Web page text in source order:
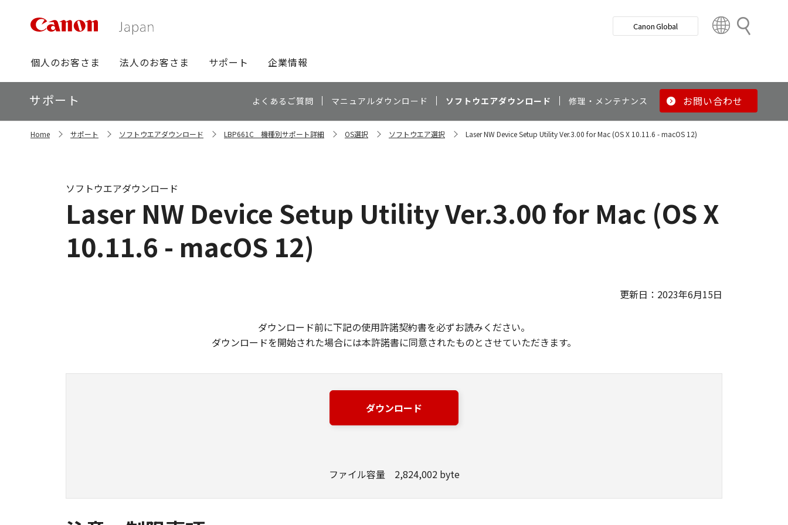
検
グ
ロ
ー
バ
ビ
個人のお客さま 法人のお客さま サポート 企業情報
Canon Global
t
y
n
ロ
ー
カ
ル
サポート よくあるご質問 マニュアルダウンロード ソフトウエアダウンロード 修理・メンテナンス お問い合わせ
Home サポート ソフトウエアダウンロード LBP661C 機種別サポート詳細 OS選択 ソフトウエア選択 Laser NW Device Setup Utility Ver.3.00 for Mac (OS X 10.11.6 - macOS 12)
Laser NW Device Setup Utility Ver.3.00 for Mac (OS X
10.11.6 - macOS 12)
ソフトウエアダウンロード
更新日：2023年6月15日
ダウンロード前に下記の使用許諾契約書を必ずお読みください。
ダウンロードを開始された場合には本許諾書に同意されたものとさせていただきます。
ダウンロード
ファイル容量 2,824,002 byte